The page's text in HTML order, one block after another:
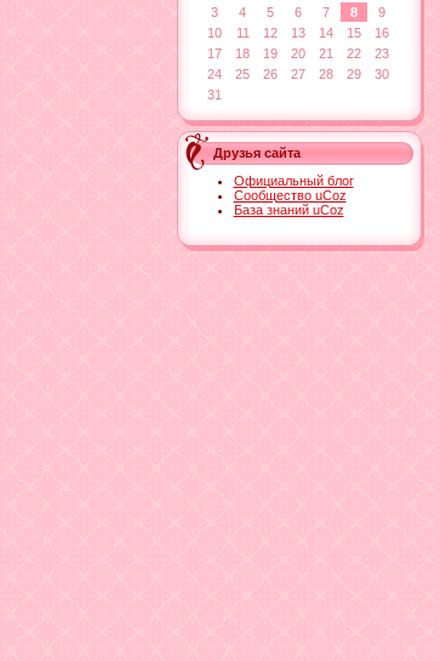
3
4 5 6 7 8
9
10
11 12 13 14 15
16
17
18 19 20 21 22
23
24
25 26 27 28 29
30
31
Друзья сайта
Официальный блог
Сообщество uCoz
База знаний uCoz